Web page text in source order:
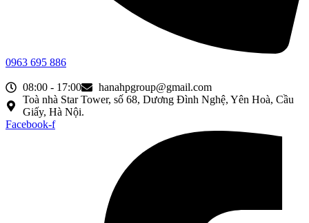
0963 695 886
08:00 - 17:00
hanahpgroup@gmail.com
Toà nhà Star Tower, số 68, Dương Đình Nghệ, Yên Hoà, Cầu
Giấy, Hà Nội.
Facebook-f